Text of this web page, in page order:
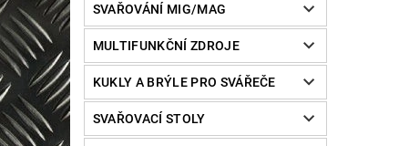
SVAŘOVÁNÍ MIG/MAG
MULTIFUNKČNÍ ZDROJE
KUKLY A BRÝLE PRO SVÁŘEČE
SVAŘOVACÍ STOLY